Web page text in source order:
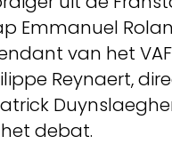
Emmanuel
van het VAF
Reynaert,
debat.